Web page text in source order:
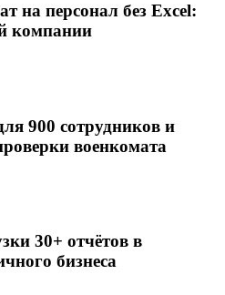
на персонал без Excel:
компании
900 сотрудников и
военкомата
30+ отчётов в
бизнеса